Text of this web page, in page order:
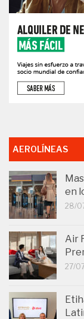
AEROLÍNEAS
en
28/
Air
27/